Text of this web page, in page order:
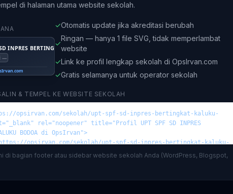
di halaman utama website sekolah.
✓Otomatis update jika akreditasi berubah
✓
Ringan — hanya 1 file SVG, tidak memperlambat
website
✓Link ke profil lengkap sekolah di OpsIrvan.com
✓Gratis selamanya untuk operator sekolah
& TEMPEL KE WEBSITE SEKOLAH
di bagian footer atau sidebar website sekolah Anda (WordPress, Blogspot,